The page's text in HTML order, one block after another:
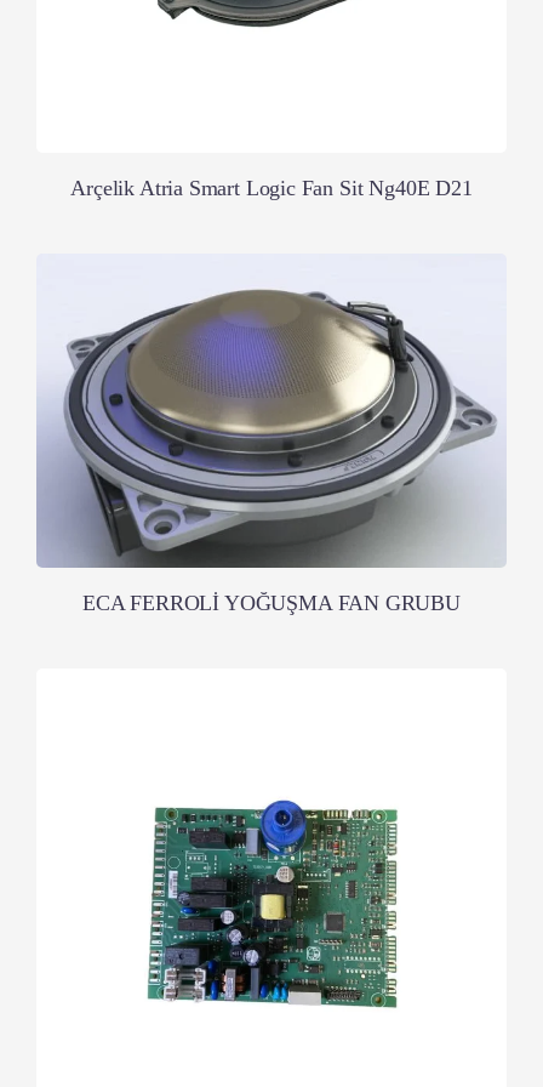
Arçelik Atria Smart Logic Fan Sit Ng40E D21
ECA FERROLİ YOĞUŞMA FAN GRUBU